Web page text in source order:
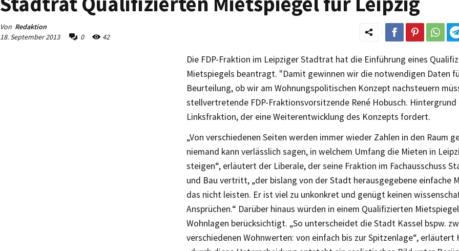
Von Redaktion
18. September 2013
0 42
Die FDP-Fraktion im Leipziger Stadtrat hat die Einführung eines
Mietspiegels beantragt. "Damit gewinnen wir die notwendigen Daten
Beurteilung, ob wir am Wohnungspolitischen Konzept nachsteuern
stellvertretende FDP-Fraktionsvorsitzende René Hobusch.
Linksfraktion, der eine Weiterentwicklung des Konzepts fordert.
„Von verschiedenen Seiten werden immer wieder Zahlen in den Raum
niemand kann verlässlich sagen, in welchem Umfang die Mieten in
steigen“, erläutert der Liberale, der seine Fraktion im Fachausschuss
und Bau vertritt, „der bislang von der Stadt herausgegebene einfache
das nicht leisten. Er ist viel zu unkonkret und genügt keinen
Ansprüchen.“ Darüber hinaus würden in einem Qualifizierten
Wohnlagen berücksichtigt. „So unterscheidet die Stadt Kassel bspw.
verschiedenen Wohnwerten: von einfach bis zur Spitzenlage“, erläutert